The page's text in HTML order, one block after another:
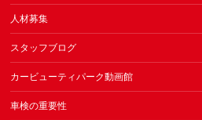
人材募集
スタッフブログ
カービューティパーク動画館
車検の重要性